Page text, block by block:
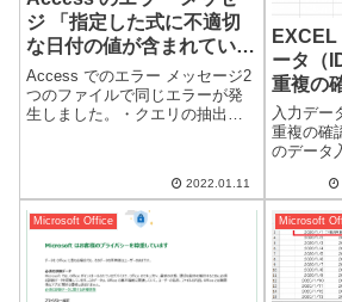
ジ 「指定した式に不適切
な日付の値が含まれていま
す。」について
Access でのエラー メッセージ2
つのファイルで同じエラーが発
生しました。・クエリの抽出で
セージエラー メッセージ指定し
た式に不適切な日付の値...
2022.01.11
ータ（
重複の
使用で
入力規
入力デー
重複の確
のデータ
確認は
す。その
が「連番
していな
Microsoft Office Microsoft